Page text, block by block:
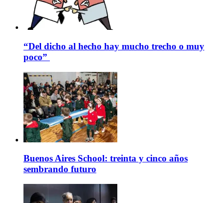
“Del dicho al hecho hay mucho trecho o muy
poco”
Buenos Aires School: treinta y cinco años
sembrando futuro